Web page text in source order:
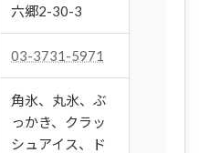
六郷2-30-3
03-3731-5971
角氷、丸氷、ぶ
っかき、クラッ
シュアイス、ド